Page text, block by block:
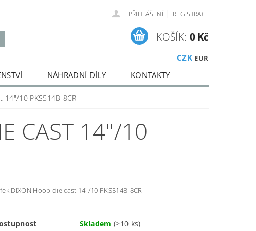
PŘIHLÁŠENÍ | REGISTRACE
CZK EUR
KOŠÍK: 0 Kč
NÁHRADNÍ DÍLY KONTAKTY
14"/10 PKS514B-8CR
CAST 14"/10
DIXON Hoop die cast 14"/10 PKS514B-8CR
Skladem(>10 ks)